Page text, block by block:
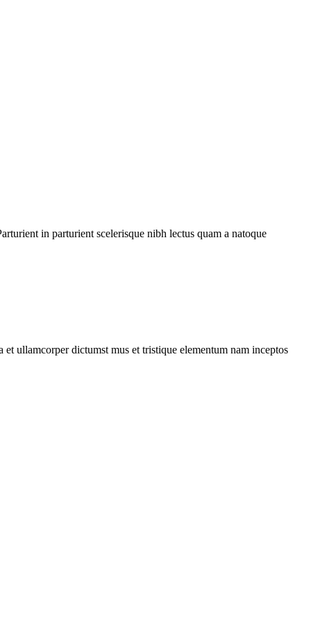
in parturient scelerisque nibh lectus quam a natoque
ullamcorper dictumst mus et tristique elementum nam inceptos